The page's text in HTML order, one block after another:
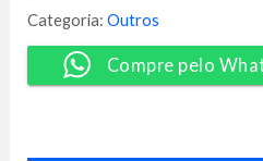
+
Preliminar
e
Despertar
Categoria:Outros
Compre pelo